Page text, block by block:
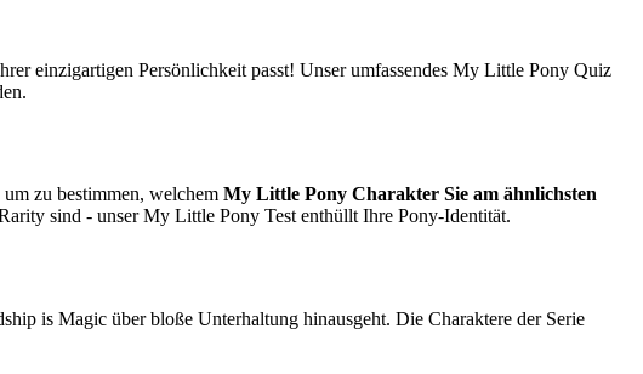
einzigartigen Persönlichkeit passt! Unser umfassendes My Little Pony Quiz
zu bestimmen, welchem My Little Pony Charakter Sie am ähnlichsten
sind - unser My Little Pony Test enthüllt Ihre Pony-Identität.
is Magic über bloße Unterhaltung hinausgeht. Die Charaktere der Serie